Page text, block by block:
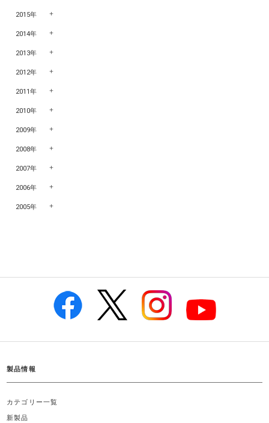
2015年
2014年
2013年
2012年
2011年
2010年
2009年
2008年
2007年
2006年
2005年
製品情報
カテゴリー一覧
新製品